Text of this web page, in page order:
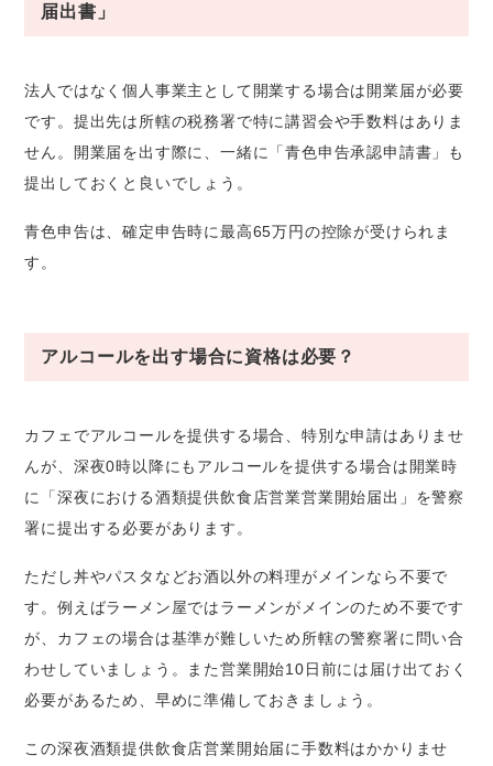
届出書」
法人ではなく個人事業主として開業する場合は開業届が必要
です。提出先は所轄の税務署で特に講習会や手数料はありま
せん。開業届を出す際に、一緒に「青色申告承認申請書」も
提出しておくと良いでしょう。
青色申告は、確定申告時に最高65万円の控除が受けられま
す。
アルコールを出す場合に資格は必要？
カフェでアルコールを提供する場合、特別な申請はありませ
んが、深夜0時以降にもアルコールを提供する場合は開業時
に「深夜における酒類提供飲食店営業営業開始届出」を警察
署に提出する必要があります。
ただし丼やパスタなどお酒以外の料理がメインなら不要で
す。例えばラーメン屋ではラーメンがメインのため不要です
が、カフェの場合は基準が難しいため所轄の警察署に問い合
わせしていましょう。また営業開始10日前には届け出ておく
必要があるため、早めに準備しておきましょう。
この深夜酒類提供飲食店営業開始届に手数料はかかりませ